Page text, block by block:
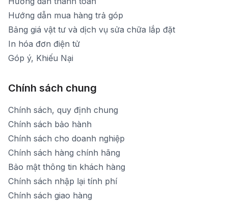
Hướng dẫn mua hàng trả góp
Bảng giá vật tư và dịch vụ sửa chữa lắp đặt
In hóa đơn điện tử
Góp ý, Khiếu Nại
Chính sách chung
Chính sách, quy định chung
Chính sách bảo hành
Chính sách cho doanh nghiệp
Chính sách hàng chính hãng
Bảo mật thông tin khách hàng
Chính sách nhập lại tính phí
Chính sách giao hàng